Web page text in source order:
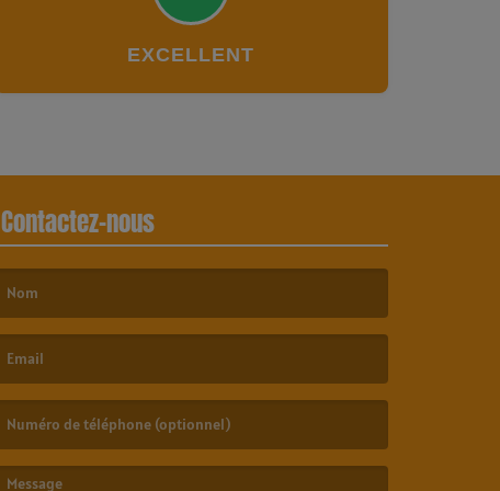
EXCELLENT
Contactez-nous